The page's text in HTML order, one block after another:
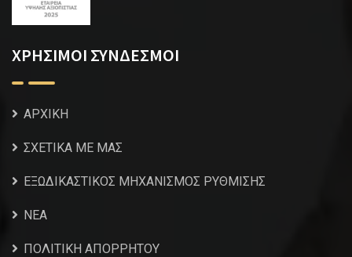
ΧΡΗΣΙΜΟΙ ΣΥΝΔΕΣΜΟΙ
ΑΡΧΙΚΗ
ΣΧΕΤΙΚΑ ΜΕ ΜΑΣ
ΕΞΩΔΙΚΑΣΤΙΚΟΣ ΜΗΧΑΝΙΣΜΟΣ ΡΥΘΜΙΣΗΣ
NEA
ΠΟΛΙΤΙΚΗ ΑΠΟΡΡΗΤΟΥ